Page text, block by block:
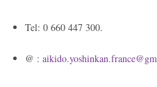
Tel: 0 660 447 300.
@ : aikido.yoshinkan.